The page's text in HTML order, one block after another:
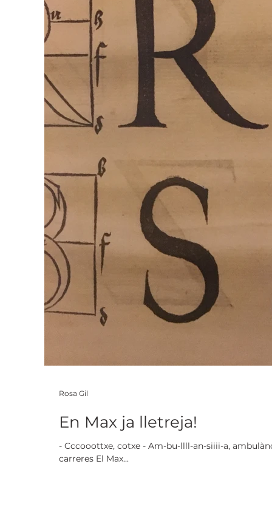
En Max ja lletreja!
- Cccooottxe, cotxe - Am-bu-llll-an-siiii-a,
carreres El Max...
Rosa Gil